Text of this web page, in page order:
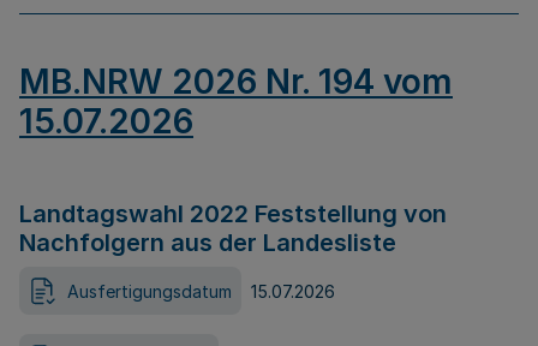
MB.NRW 2026 Nr. 194 vom
15.07.2026
Landtagswahl 2022 Feststellung von
Nachfolgern aus der Landesliste
Ausfertigungsdatum 15.07.2026